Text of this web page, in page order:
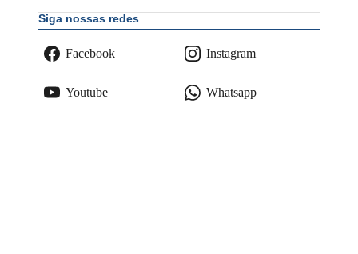
Siga nossas redes
Facebook Instagram
Youtube Whatsapp